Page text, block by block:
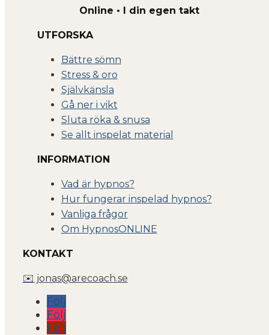
Online • I din egen takt
UTFORSKA
Bättre sömn
Stress & oro
Självkänsla
Gå ner i vikt
Sluta röka & snusa
Se allt inspelat material
INFORMATION
Vad är hypnos?
Hur fungerar inspelad hypnos?
Vanliga frågor
Om HypnosONLINE
KONTAKT
✉️ jonas@arecoach.se
Följ
Följ
Följ